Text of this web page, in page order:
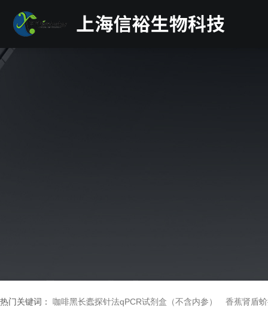
热门关键词： 咖啡黑长蠹探针法qPCR试剂盒（不含内参） 香蕉肾盾